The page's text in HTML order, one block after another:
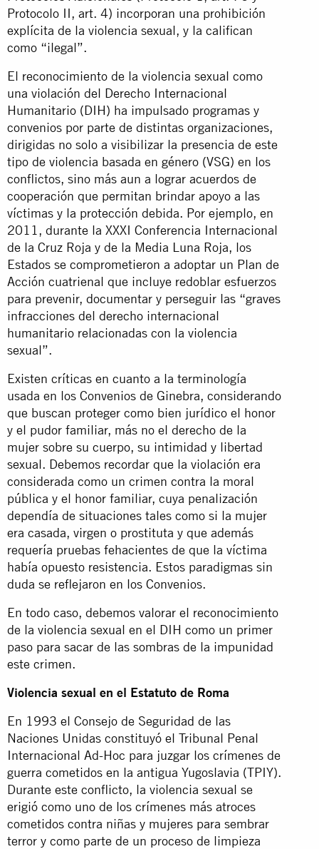
Protocolo II, art. 4) incorporan una prohibición
explícita de la violencia sexual, y la califican
como “ilegal”.
El reconocimiento de la violencia sexual como
una violación del Derecho Internacional
Humanitario (DIH) ha impulsado programas y
convenios por parte de distintas organizaciones,
dirigidas no solo a visibilizar la presencia de este
tipo de violencia basada en género (VSG) en los
conflictos, sino más aun a lograr acuerdos de
cooperación que permitan brindar apoyo a las
víctimas y la protección debida. Por ejemplo, en
2011, durante la XXXI Conferencia Internacional
de la Cruz Roja y de la Media Luna Roja, los
Estados se comprometieron a adoptar un Plan de
Acción cuatrienal que incluye redoblar esfuerzos
para prevenir, documentar y perseguir las “graves
infracciones del derecho internacional
humanitario relacionadas con la violencia
sexual”.
Existen críticas en cuanto a la terminología
usada en los Convenios de Ginebra, considerando
que buscan proteger como bien jurídico el honor
y el pudor familiar, más no el derecho de la
mujer sobre su cuerpo, su intimidad y libertad
sexual. Debemos recordar que la violación era
considerada como un crimen contra la moral
pública y el honor familiar, cuya penalización
dependía de situaciones tales como si la mujer
era casada, virgen o prostituta y que además
requería pruebas fehacientes de que la víctima
había opuesto resistencia. Estos paradigmas sin
duda se reflejaron en los Convenios.
En todo caso, debemos valorar el reconocimiento
de la violencia sexual en el DIH como un primer
paso para sacar de las sombras de la impunidad
este crimen.
Violencia sexual en el Estatuto de Roma
En 1993 el Consejo de Seguridad de las
Naciones Unidas constituyó el Tribunal Penal
Internacional Ad-Hoc para juzgar los crímenes de
guerra cometidos en la antigua Yugoslavia (TPIY).
Durante este conflicto, la violencia sexual se
erigió como uno de los crímenes más atroces
cometidos contra niñas y mujeres para sembrar
terror y como parte de un proceso de limpieza